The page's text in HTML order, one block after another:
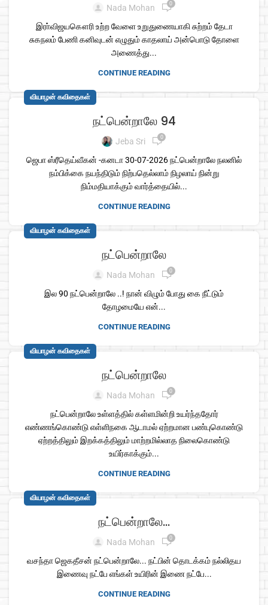
Nada Mohan 0
இரா்விஜயகௌரி உற்ற வேளை உறுதுணையாகி சுற்றம் தேடா
சுகநலம் பேணி கனிவுடன் எழுதும் காதலாய் அன்பொடு தோளை
அணைத்து...
CONTINUE READING
வியாழன் கவிதைகள்
நட்பென்றாலே 94
Jeba Sri 0
ஜெபா ஸ்ரீதெய்வீகன் -கனடா 30-07-2026 நட்பென்றாலே நலனில்
நம்பிக்கை நயந்திடும் நிற்பதெல்லாம் நிழலாய் நின்று
நிம்மதியாக்கும் வார்த்தையில்...
CONTINUE READING
வியாழன் கவிதைகள்
நட்பென்றாலே
Nada Mohan 0
இல 90 நட்பென்றாலே ..! நான் விழும் போது கை நீட்டும்
தோழமையே என்...
CONTINUE READING
வியாழன் கவிதைகள்
நட்பென்றாலே
Nada Mohan 0
நட்பென்றாலே உள்ளத்தில் கள்ளமின்றி உயர்ந்ததோர்
எண்ணங்கொண்டு எள்ளிநகை ஆடாமல் ஏற்றமான பண்புகொண்டு
ஏற்றத்திலும் இறக்கத்திலும் மாற்றமில்லாத நிலைகொண்டு
உயிர்காக்கும்...
CONTINUE READING
வியாழன் கவிதைகள்
நட்பென்றாலே…
Nada Mohan 0
வசந்தா ஜெகதீசன் நட்பென்றாலே... நட்பின் தொடக்கம் நல்லிதய
இணைவு நட்பே எங்கள் உயிரின் இணை நட்பே...
CONTINUE READING